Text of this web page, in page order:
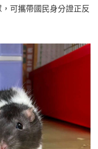
可攜帶國民身分證正反